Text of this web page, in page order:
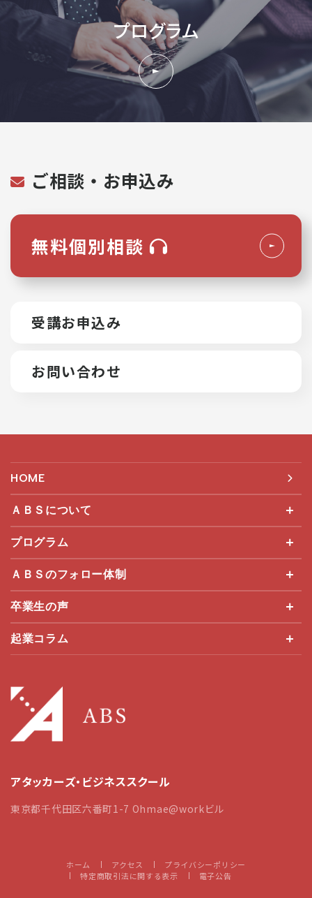
プログラム
ご相談・お申込み
無料個別相談
受講お申込み
お問い合わせ
HOME
ＡＢＳについて
プログラム
ＡＢＳのフォロー体制
卒業生の声
起業コラム
アタッカーズ・ビジネススクール
東京都千代田区六番町1-7 Ohmae@workビル
ホーム アクセス
プライバシーポリシー
特定商取引法に関する表示
電子公告